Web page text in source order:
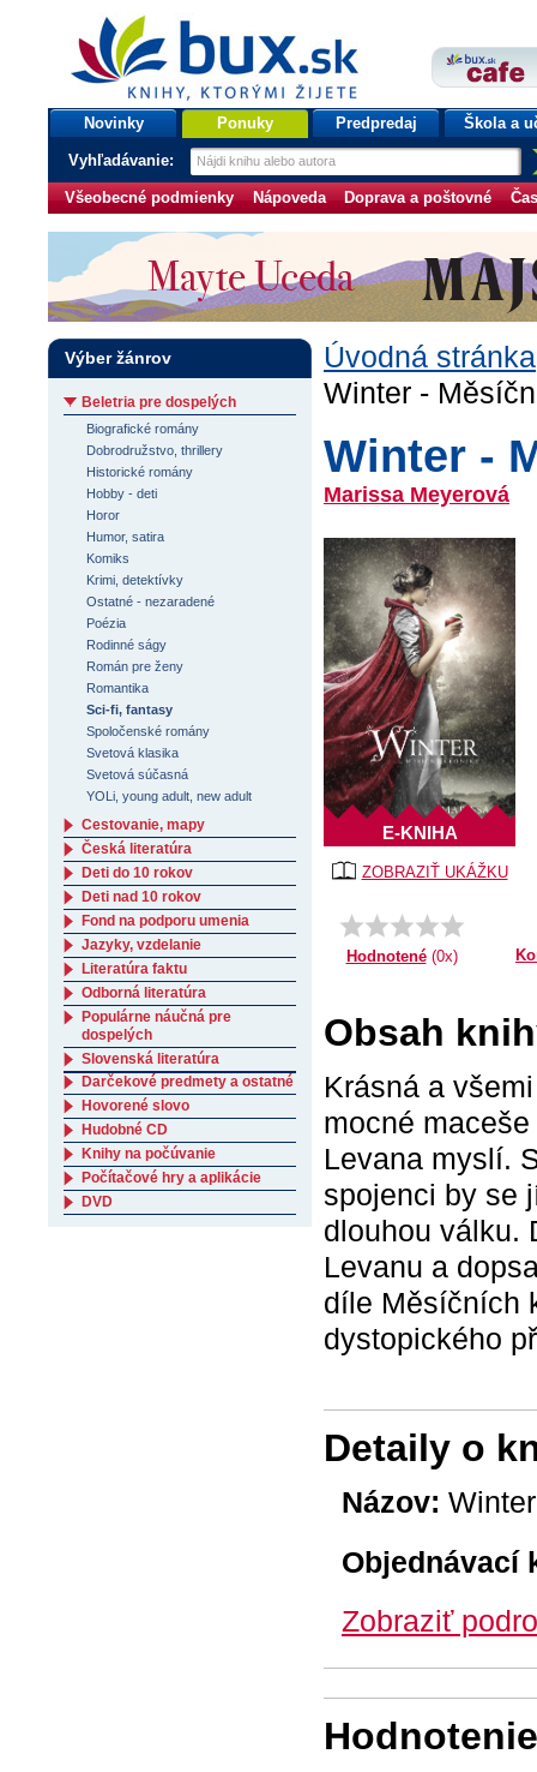
bux.sk
knihy, ktorými žijete
Úvodná stránka
Novinky Ponuky Predpredaj Škola a
Vyhľadávanie:
Všeobecné podmienky Nápoveda Doprava a poštovné
Úvodná stránka
Winter -
Winter -
Marissa Meyerová
ZOBRAZIŤ UKÁŽKU
E-KNIHA
Hodnotené(0x)
Obsah
Krásná a
mocné
Levana myslí.
spojenci by se
dlouhou válku.
Levanu a
díle Měsíčních
dystopického
Detaily o
Názov:
Objednávací
Zobraziť
Výber žánrov
Beletria pre dospelých
Biografické romány
Dobrodružstvo, thrillery
Historické romány
Hobby - deti
Horor
Humor, satira
Komiks
Krimi, detektívky
Ostatné - nezaradené
Poézia
Rodinné ságy
Román pre ženy
Romantika
Sci-fi, fantasy
Spoločenské romány
Svetová klasika
Svetová súčasná
YOLi, young adult, new adult
Cestovanie, mapy
Česká literatúra
Deti do 10 rokov
Deti nad 10 rokov
Fond na podporu umenia
Jazyky, vzdelanie
Literatúra faktu
Odborná literatúra
Populárne náučná pre
dospelých
Slovenská literatúra
Darčekové predmety a ostatné
Hovorené slovo
Hudobné CD
Knihy na počúvanie
Počítačové hry a aplikácie
DVD